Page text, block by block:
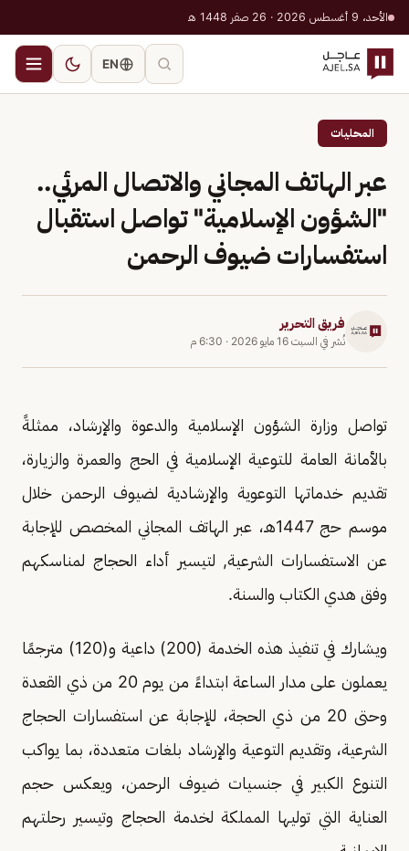
الأحد، 9 أغسطس 2026 · 26 صفر 1448 هـ
EN
المحليات
عبر الهاتف المجاني والاتصال المرئي..
"الشؤون الإسلامية" تواصل استقبال
استفسارات ضيوف الرحمن
فريق التحرير
نُشر في السبت 16 مايو 2026 · 6:30 م
تواصل وزارة الشؤون الإسلامية والدعوة والإرشاد، ممثلةً
بالأمانة العامة للتوعية الإسلامية في الحج والعمرة والزيارة،
تقديم خدماتها التوعوية والإرشادية لضيوف الرحمن خلال
موسم حج 1447هـ، عبر الهاتف المجاني المخصص للإجابة
عن الاستفسارات الشرعية, لتيسير أداء الحجاج لمناسكهم
وفق هدي الكتاب والسنة.
ويشارك في تنفيذ هذه الخدمة (200) داعية و(120) مترجمًا
يعملون على مدار الساعة ابتداءً من يوم 20 من ذي القعدة
وحتى 20 من ذي الحجة، للإجابة عن استفسارات الحجاج
الشرعية، وتقديم التوعية والإرشاد بلغات متعددة، بما يواكب
التنوع الكبير في جنسيات ضيوف الرحمن، ويعكس حجم
العناية التي توليها المملكة لخدمة الحجاج وتيسير رحلتهم